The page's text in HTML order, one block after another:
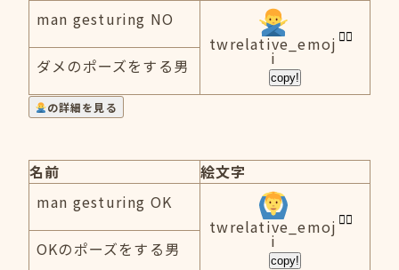
man gesturing NO
twrelative_emoj
i
copy!
ダメのポーズをする男
の詳細を見る
名前
絵文字
man gesturing OK
twrelative_emoj
i
copy!
OKのポーズをする男